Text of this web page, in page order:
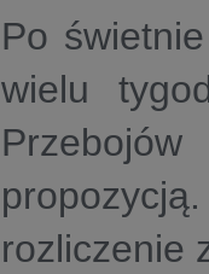
Po
wielu
rozliczenie